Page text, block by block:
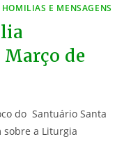
HOMILIAS E MENSAGENS
de
do Santuário Santa
sobre a Liturgia